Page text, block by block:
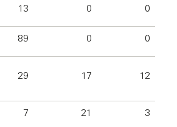
13 0 0
89 0 0
29 17 12
7 21 3